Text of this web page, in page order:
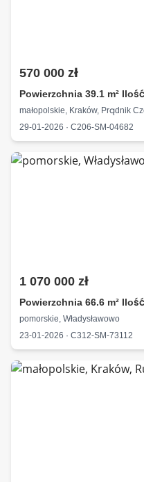
570 000 zł
Powierzchnia 39.1 m²
małopolskie, Kraków, Prądnik
29-01-2026 · C206-SM-04682
1 070 000 zł
Powierzchnia 66.6 m²
pomorskie, Władysławowo
23-01-2026 · C312-SM-73112